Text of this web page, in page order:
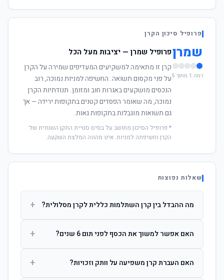
פרופיל סיכון הקרן
שמרן
רמה 1 מתוך 5
פרופיל שמרן — יציבות מעל הכל
קרן זו מתאימה למשקיעים המעדיפים שמירה על הקרן
על פני מקסום תשואה. החשיפה למניות נמוכה, רוב
הנכסים מושקעים באגרות חוב ומזומן. תנודתיות הקרן
נמוכה, מה שאומר הפסדים קטנים בתקופות ירידה — אך
גם תשואות מוגבלות בתקופות גאות.
* פרופיל הסיכון מחושב על בסיס סטיית התקן השנתית של
הקרן וחשיפתה למניות. אינו מהווה המלצת השקעה.
שאלות נפוצות
מה ההבדל בין קרן השתלמות כללית לקרן מסלולית? +
ההשקעות. קרן מסלולית עוקבת אחרי מדד ספציפי ומאפשרת
האם אפשר למשוך את הכסף לפני תום 6 שנים? +
הרווחים. לאחר 6 שנים ניתן למשוך פטור ממס עד לתקרה
האם העברת קרן משפיעה על וותק וזכויות? +